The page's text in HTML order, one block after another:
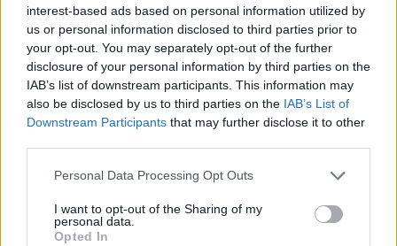
interest-based ads based on personal information utilized by
us or personal information disclosed to third parties prior to
your opt-out. You may separately opt-out of the further
disclosure of your personal information by third parties on the
IAB’s list of downstream participants. This information may
also be disclosed by us to third parties on the IAB’s List of
Downstream Participants that may further disclose it to other
Personal Data Processing Opt Outs
I want to opt-out of the Sharing of my
personal data.
Opted In
Ελληνική Αναπτυξιακή Τράπεζα:
Με «προίκα» 2 δισ. ευρώ
ανοίγει δρόμο για δάνεια έως 5
δισ. σε μικρομεσαίες
Υπ. Μεταφορών: Οριστική λύση
στο ζήτημα των πινακίδων
κυκλοφορίας - Τέλος στις
χρονοβόρες διαδικασίες
Η Chery επενδύει 75 εκατ. δολάρια στην KG Mobility
18.990 ευρώ
συνεχίζουν μαζί: Ανανέωση της